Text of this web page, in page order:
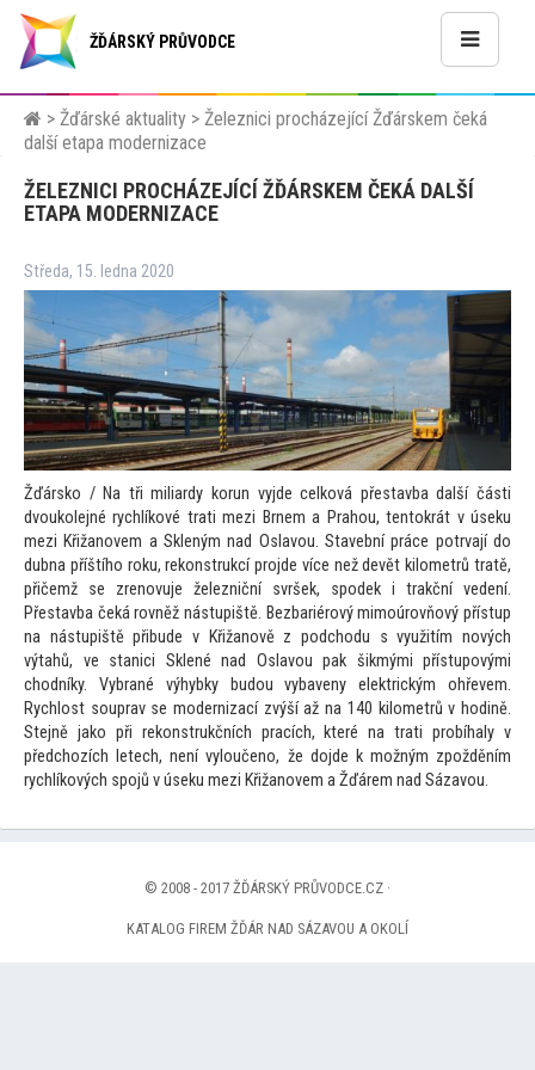
ŽĎÁRSKÝ PRŮVODCE
> Žďárské aktuality > Železnici procházející Žďárskem čeká
další etapa modernizace
ŽELEZNICI PROCHÁZEJÍCÍ ŽĎÁRSKEM ČEKÁ DALŠÍ
ETAPA MODERNIZACE
Středa, 15. ledna 2020
Žďársko / Na tři miliardy korun vyjde celková přestavba další části
dvoukolejné rychlíkové trati mezi Brnem a Prahou, tentokrát v úseku
mezi Křižanovem a Skleným nad Oslavou. Stavební práce potrvají do
dubna příštího roku, rekonstrukcí projde více než devět kilometrů tratě,
přičemž se zrenovuje železniční svršek, spodek i trakční vedení.
Přestavba čeká rovněž nástupiště. Bezbariérový mimoúrovňový přístup
na nástupiště přibude v Křižanově z podchodu s využitím nových
výtahů, ve stanici Sklené nad Oslavou pak šikmými přístupovými
chodníky. Vybrané výhybky budou vybaveny elektrickým ohřevem.
Rychlost souprav se modernizací zvýší až na 140 kilometrů v hodině.
Stejně jako při rekonstrukčních pracích, které na trati probíhaly v
předchozích letech, není vyloučeno, že dojde k možným zpožděním
rychlíkových spojů v úseku mezi Křižanovem a Žďárem nad Sázavou.
© 2008 - 2017 ŽĎÁRSKÝ PRŮVODCE.CZ ·
KATALOG FIREM ŽĎÁR NAD SÁZAVOU A OKOLÍ